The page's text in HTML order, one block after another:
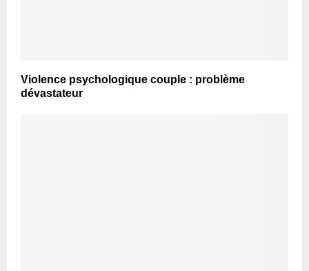
Violence psychologique couple : problème
dévastateur